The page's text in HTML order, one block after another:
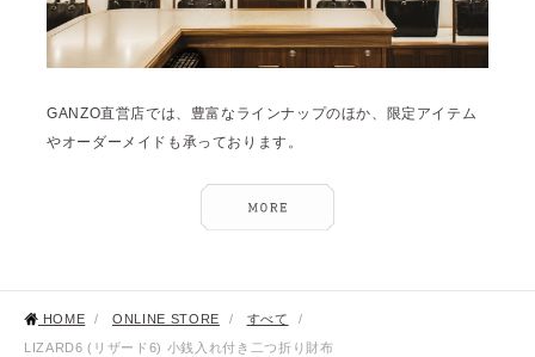
GANZO直営店では、豊富なラインナップのほか、限定アイテム
やオーダーメイドも承っております。
HOME / ONLINE STORE / すべて
/
LIZARD6 (リザード6) 小銭入れ付き二つ折り財布